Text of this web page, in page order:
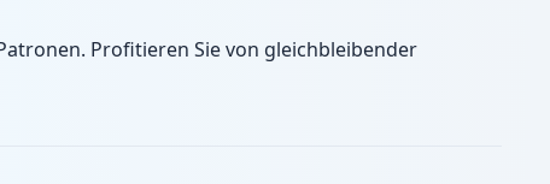
Profitieren Sie von gleichbleibender